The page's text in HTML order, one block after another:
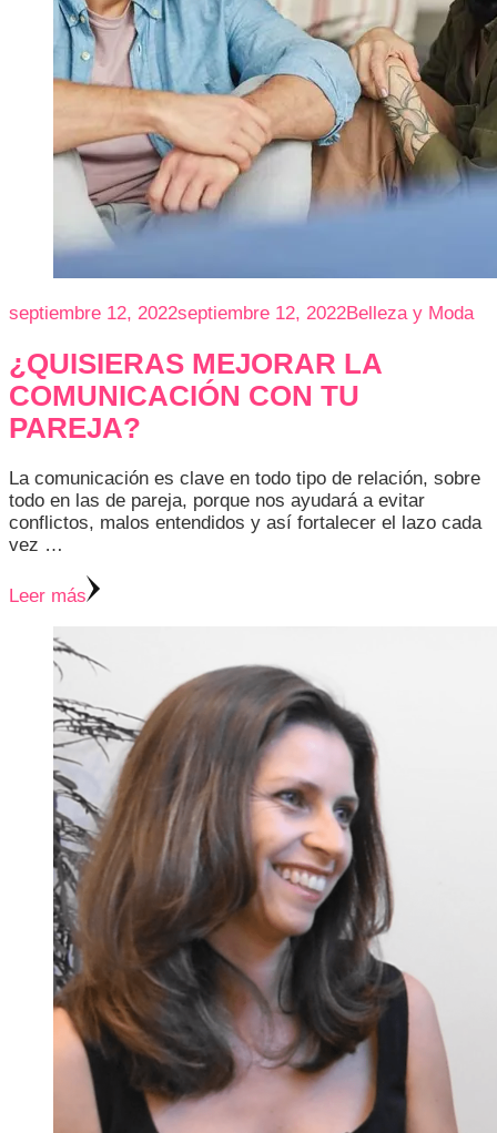
septiembre 12, 2022septiembre 12, 2022Belleza y Moda
¿QUISIERAS MEJORAR LA
COMUNICACIÓN CON TU
PAREJA?
La comunicación es clave en todo tipo de relación, sobre
todo en las de pareja, porque nos ayudará a evitar
conflictos, malos entendidos y así fortalecer el lazo cada
vez …
Leer más